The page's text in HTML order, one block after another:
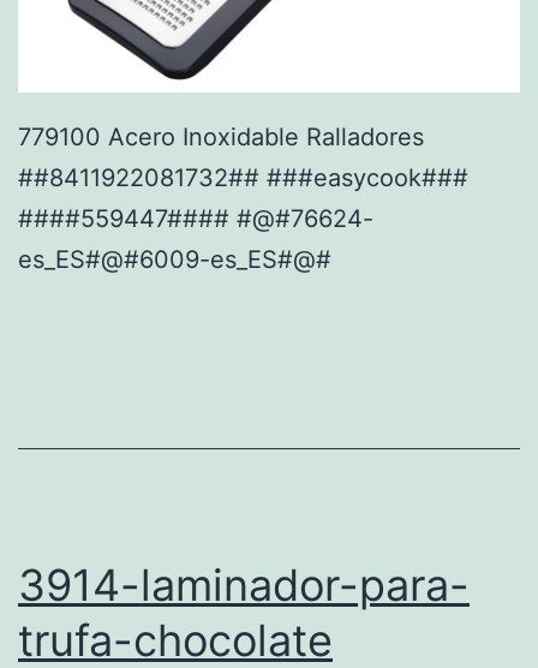
779100 Acero Inoxidable Ralladores
##8411922081732## ###easycook###
####559447#### #@#76624-
es_ES#@#6009-es_ES#@#
3914-laminador-para-
trufa-chocolate